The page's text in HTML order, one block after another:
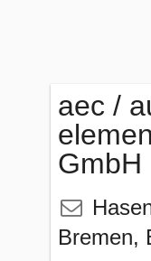
aec /
GmbH
Bremen,